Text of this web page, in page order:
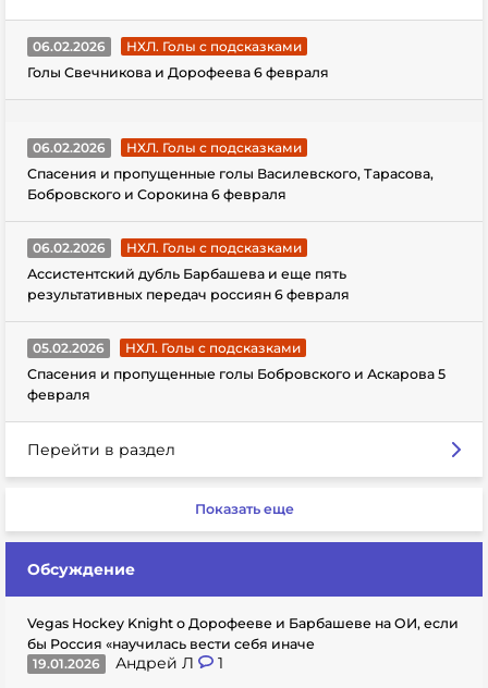
06.02.2026
НХЛ. Голы с подсказками
Голы Свечникова и Дорофеева 6 февраля
06.02.2026
НХЛ. Голы с подсказками
Спасения и пропущенные голы Василевского, Тарасова,
Бобровского и Сорокина 6 февраля
06.02.2026
НХЛ. Голы с подсказками
Ассистентский дубль Барбашева и еще пять
результативных передач россиян 6 февраля
05.02.2026
НХЛ. Голы с подсказками
Спасения и пропущенные голы Бобровского и Аскарова 5
февраля
Перейти в раздел
Показать еще
Обсуждение
Vegas Hockey Knight о Дорофееве и Барбашеве на ОИ, если
бы Россия «научилась вести себя иначе
19.01.2026
Андрей Л 1